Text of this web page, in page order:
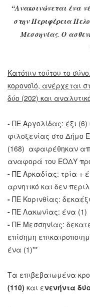
“Ανακοινώνεται ένα
στην Περιφέρεια
Μεσσηνίας. Ο
Κατόπιν τούτου το
κορονοϊό, ανέρχεται
δύο (202) και
- ΠΕ Αργολίδας: έξι
φιλοξενίας στο Δήμο
(168) αφαιρέθηκαν
αναφορά του ΕΟΔΥ
- ΠΕ Αρκαδίας: τρία +
αρνητικό και δεν
- ΠΕ Κορινθίας:
- ΠΕ Λακωνίας: ένα (1)
- ΠΕ Μεσσηνίας:
επίσημη
ένα (1)**
Τα επιβεβαιωμένα
(110) και ενενήντα